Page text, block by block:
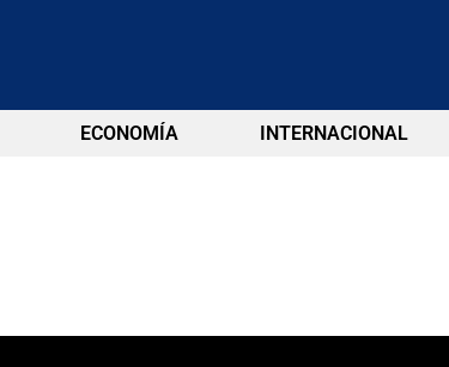
ECONOMÍA INTERNACIONAL